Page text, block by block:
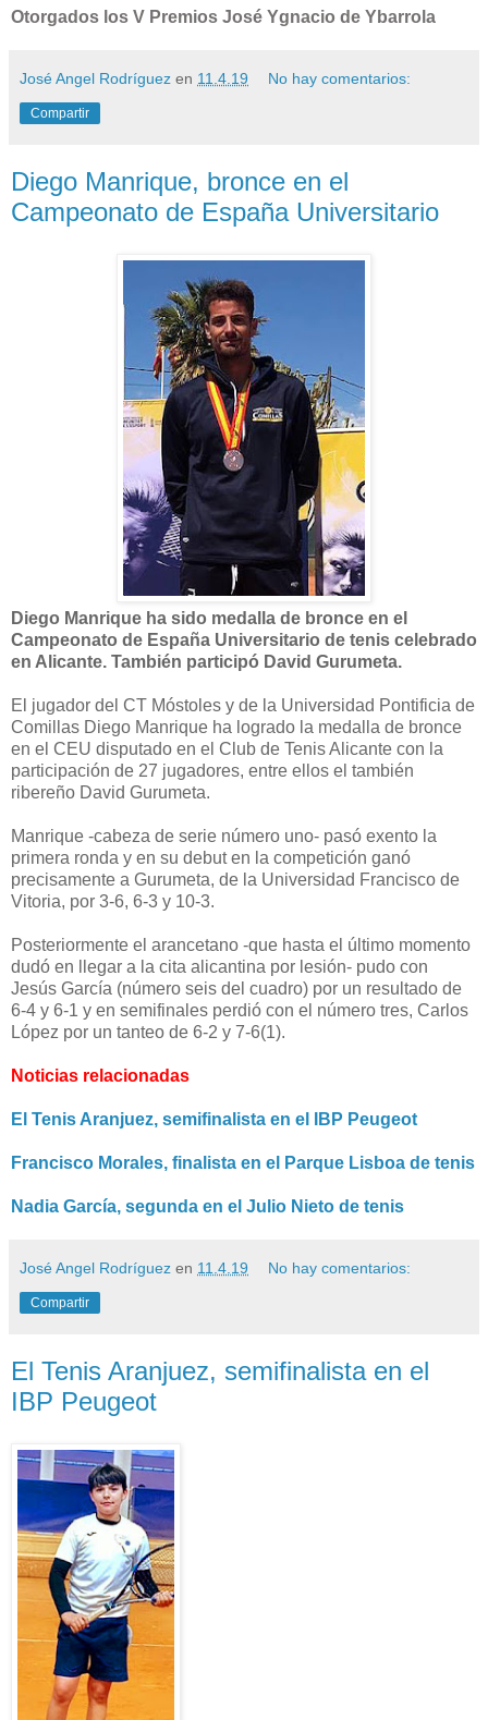
Otorgados los V Premios José Ygnacio de Ybarrola
José Angel Rodríguez en 11.4.19 No hay comentarios:
Compartir
Diego Manrique, bronce en el
Campeonato de España Universitario
Diego Manrique ha sido medalla de bronce en el
Campeonato de España Universitario de tenis celebrado
en Alicante. También participó David Gurumeta.
El jugador del CT Móstoles y de la Universidad Pontificia de
Comillas Diego Manrique ha logrado la medalla de bronce
en el CEU disputado en el Club de Tenis Alicante con la
participación de 27 jugadores, entre ellos el también
ribereño David Gurumeta.
Manrique -cabeza de serie número uno- pasó exento la
primera ronda y en su debut en la competición ganó
precisamente a Gurumeta, de la Universidad Francisco de
Vitoria, por 3-6, 6-3 y 10-3.
Posteriormente el arancetano -que hasta el último momento
dudó en llegar a la cita alicantina por lesión- pudo con
Jesús García (número seis del cuadro) por un resultado de
6-4 y 6-1 y en semifinales perdió con el número tres, Carlos
López por un tanteo de 6-2 y 7-6(1).
Noticias relacionadas
El Tenis Aranjuez, semifinalista en el IBP Peugeot
Francisco Morales, finalista en el Parque Lisboa de tenis
Nadia García, segunda en el Julio Nieto de tenis
José Angel Rodríguez en 11.4.19 No hay comentarios:
Compartir
El Tenis Aranjuez, semifinalista en el
IBP Peugeot